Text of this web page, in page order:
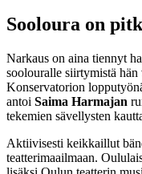
Sooloura on
Narkaus on aina tiennyt
soolouralle siirtymistä
Konservatorion
antoi Saima Harmajan
tekemien sävellysten
Aktiivisesti keikkaillut
teatterimaailmaan.